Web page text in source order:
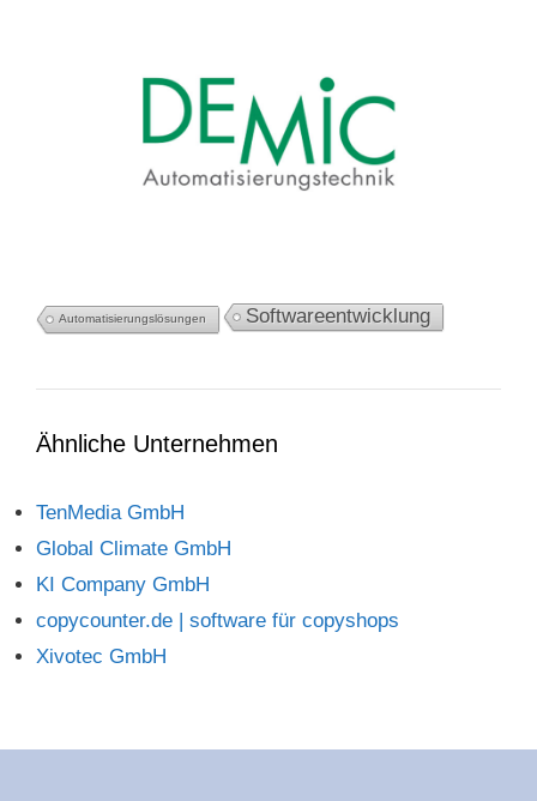
Automatisierungslösungen Softwareentwicklung
Ähnliche Unternehmen
TenMedia GmbH
Global Climate GmbH
KI Company GmbH
copycounter.de | software für copyshops
Xivotec GmbH